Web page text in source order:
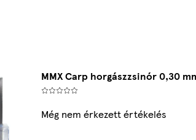
MMX Carp horgászzsinór 0,30
Még nem érkezett értékelés